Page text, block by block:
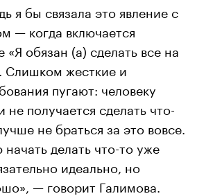
я бы связала это явление с
— когда включается
«Я обязан (а) сделать все на
Слишком жесткие и
пугают: человеку
не получается сделать что-
не браться за это вовсе.
делать что-то уже
идеально, но
— говорит Галимова.